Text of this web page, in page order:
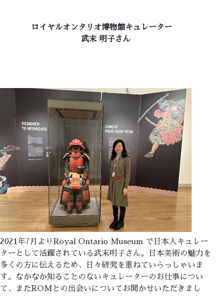
ロイヤルオンタリオ博物館キュレーター
武末 明子さん
2021年7月よりRoyal Ontario Museum で日本人キュレー
ターとして活躍されている武末明子さん。日本美術の魅力を
多くの方に伝えるため、日々研究を重ねていらっしゃいま
す。なかなか知ることのないキュレーターのお仕事につい
て、またROMとの出会いについてお聞かせいただきまし